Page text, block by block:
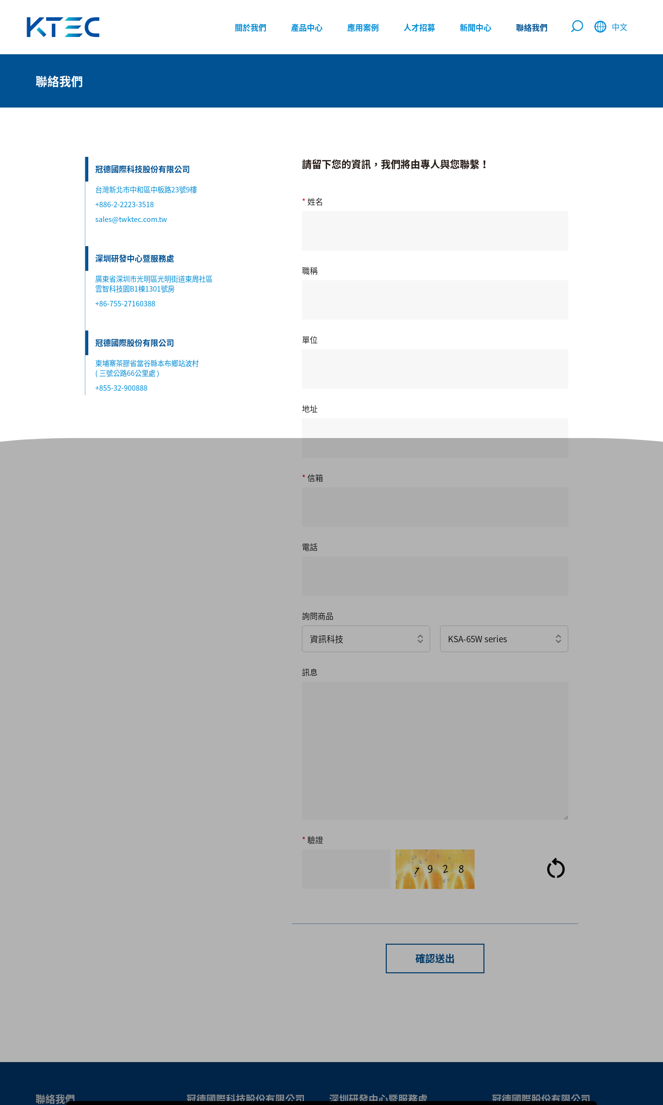
頁面導覽
關於我們 產品中心 應用案例 人才招募 新聞中心 聯絡我們 中文
聯絡我們
冠德國際科技股份有限公司
台灣新北市中和區中板路23號9樓
+886-2-2223-3518
sales@twktec.com.tw
深圳研發中心暨服務處
廣東省深圳市光明區光明街道東周社區
雲智科技園B1棟1301號房
+86-755-27160388
冠德國際股份有限公司
柬埔寨茶膠省當谷縣本布鄉站波村
( 三號公路66公里處 )
+855-32-900888
請留下您的資訊，我們將由專人與您聯繫！
*姓名
職稱
單位
地址
*信箱
電話
詢問商品
訊息
*驗證
確認送出
聯絡我們 冠德國際科技股份有限公司 深圳研發中心暨服務處 冠德國際股份有限公司